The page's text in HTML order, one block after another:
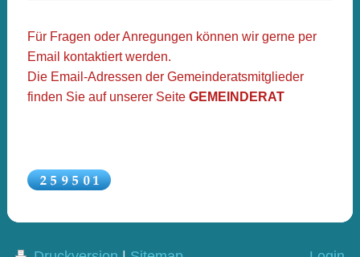
Für Fragen oder Anregungen können wir gerne per
Email kontaktiert werden.
Die Email-Adressen der Gemeinderatsmitglieder
finden Sie auf unserer Seite GEMEINDERAT